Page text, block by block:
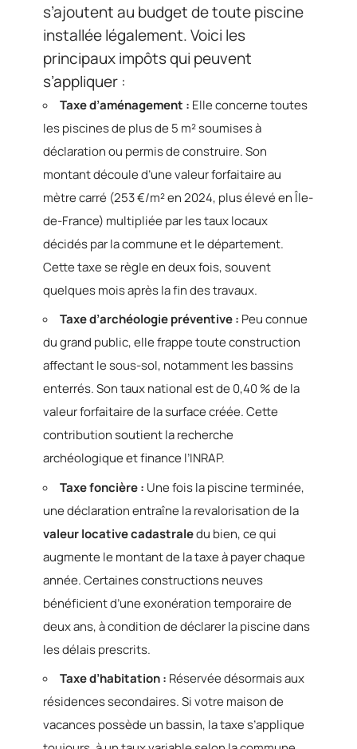
s’ajoutent au budget de toute piscine
installée légalement. Voici les
principaux impôts qui peuvent
s’appliquer :
Taxe d’aménagement : Elle concerne toutes
les piscines de plus de 5 m² soumises à
déclaration ou permis de construire. Son
montant découle d’une valeur forfaitaire au
mètre carré (253 €/m² en 2024, plus élevé en Île-
de-France) multipliée par les taux locaux
décidés par la commune et le département.
Cette taxe se règle en deux fois, souvent
quelques mois après la fin des travaux.
Taxe d’archéologie préventive : Peu connue
du grand public, elle frappe toute construction
affectant le sous-sol, notamment les bassins
enterrés. Son taux national est de 0,40 % de la
valeur forfaitaire de la surface créée. Cette
contribution soutient la recherche
archéologique et finance l’INRAP.
Taxe foncière : Une fois la piscine terminée,
une déclaration entraîne la revalorisation de la
valeur locative cadastraledu bien, ce qui
augmente le montant de la taxe à payer chaque
année. Certaines constructions neuves
bénéficient d’une exonération temporaire de
deux ans, à condition de déclarer la piscine dans
les délais prescrits.
Taxe d’habitation : Réservée désormais aux
résidences secondaires. Si votre maison de
vacances possède un bassin, la taxe s’applique